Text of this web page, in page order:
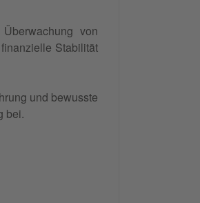
von
Stabilität
und bewusste
bei.